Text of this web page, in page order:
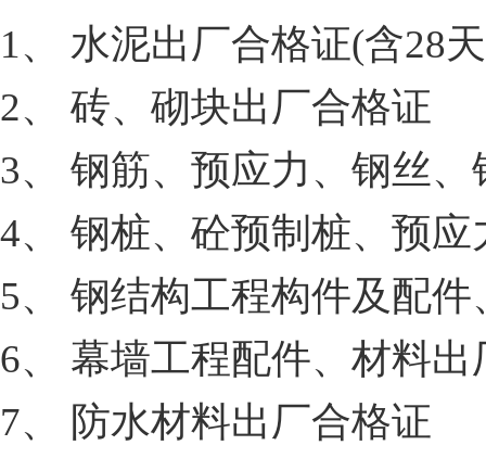
1、 水泥出厂合格证(含28
2、 砖、砌块出厂合格证
3、 钢筋、预应力、钢丝
4、 钢桩、砼预制桩、预
5、 钢结构工程构件及配
6、 幕墙工程配件、材料出
7、 防水材料出厂合格证